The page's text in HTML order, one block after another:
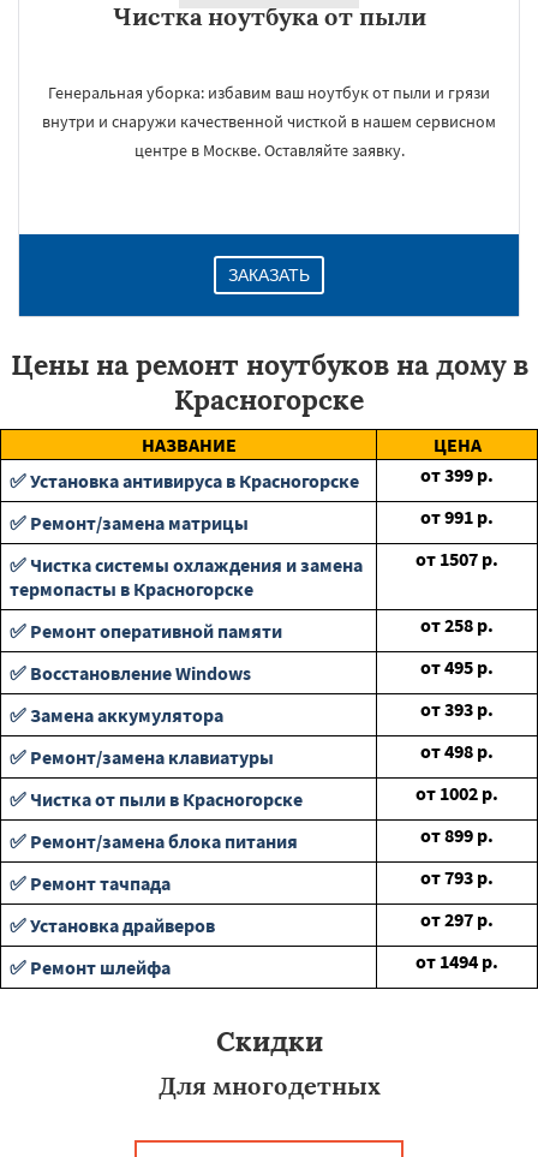
Чистка ноутбука от пыли
Генеральная уборка: избавим ваш ноутбук от пыли и грязи
внутри и снаружи качественной чисткой в нашем сервисном
центре в Москве. Оставляйте заявку.
ЗАКАЗАТЬ
Цены на ремонт ноутбуков на дому в
Красногорске
НАЗВАНИЕ
ЦЕНА
✅ Установка антивируса в Красногорске
от399 р.
✅ Ремонт/замена матрицы
от991 р.
✅ Чистка системы охлаждения и замена
термопасты в Красногорске
от 1507 р.
✅ Ремонт оперативной памяти от258 р.
✅ Восстановление Windows
от495 р.
✅ Замена аккумулятора
от393 р.
✅ Ремонт/замена клавиатуры
от498 р.
✅ Чистка от пыли в Красногорске
от 1002 р.
✅ Ремонт/замена блока питания
от899 р.
✅ Ремонт тачпада
от793 р.
✅ Установка драйверов
от297 р.
✅ Ремонт шлейфа
от 1494 р.
Скидки
Для многодетных